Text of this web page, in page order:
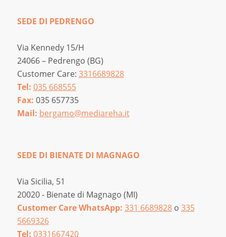
SEDE DI PEDRENGO
Via Kennedy 15/H
24066 – Pedrengo (BG)
Customer Care: 3316689828
Tel: 035 668555
Fax: 035 657735
Mail: bergamo@mediareha.it
SEDE DI BIENATE DI MAGNAGO
Via Sicilia, 51
20020 - Bienate di Magnago (MI)
Customer Care WhatsApp: 331 6689828o 335
5669326
Tel: 0331667420